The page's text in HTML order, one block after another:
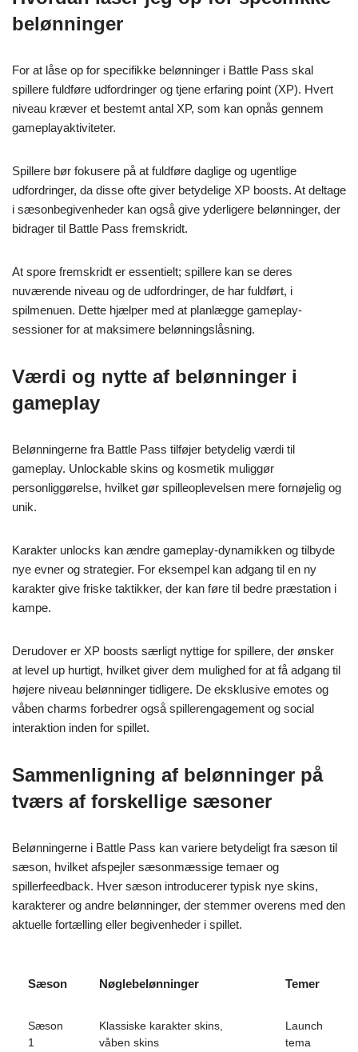
belønninger
For at låse op for specifikke belønninger i Battle Pass skal
spillere fuldføre udfordringer og tjene erfaring point (XP). Hvert
niveau kræver et bestemt antal XP, som kan opnås gennem
gameplayaktiviteter.
Spillere bør fokusere på at fuldføre daglige og ugentlige
udfordringer, da disse ofte giver betydelige XP boosts. At deltage
i sæsonbegivenheder kan også give yderligere belønninger, der
bidrager til Battle Pass fremskridt.
At spore fremskridt er essentielt; spillere kan se deres
nuværende niveau og de udfordringer, de har fuldført, i
spilmenuen. Dette hjælper med at planlægge gameplay-
sessioner for at maksimere belønningslåsning.
Værdi og nytte af belønninger i
gameplay
Belønningerne fra Battle Pass tilføjer betydelig værdi til
gameplay. Unlockable skins og kosmetik muliggør
personliggørelse, hvilket gør spilleoplevelsen mere fornøjelig og
unik.
Karakter unlocks kan ændre gameplay-dynamikken og tilbyde
nye evner og strategier. For eksempel kan adgang til en ny
karakter give friske taktikker, der kan føre til bedre præstation i
kampe.
Derudover er XP boosts særligt nyttige for spillere, der ønsker
at level up hurtigt, hvilket giver dem mulighed for at få adgang til
højere niveau belønninger tidligere. De eksklusive emotes og
våben charms forbedrer også spillerengagement og social
interaktion inden for spillet.
Sammenligning af belønninger på
tværs af forskellige sæsoner
Belønningerne i Battle Pass kan variere betydeligt fra sæson til
sæson, hvilket afspejler sæsonmæssige temaer og
spillerfeedback. Hver sæson introducerer typisk nye skins,
karakterer og andre belønninger, der stemmer overens med den
aktuelle fortælling eller begivenheder i spillet.
Sæson Nøglebelønninger Temer
Sæson
1
Klassiske karakter skins,
våben skins
Launch
tema